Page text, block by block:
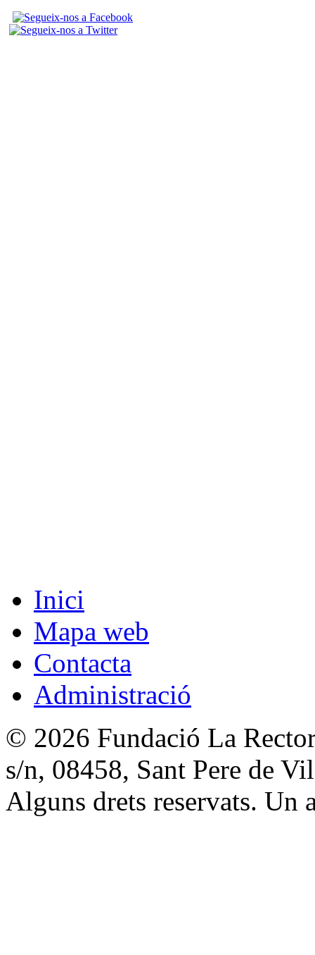
Inici
Mapa web
Contacta
Administració
© 2026 Fundació La
s/n, 08458, Sant Pere de
Alguns drets reservats. Un